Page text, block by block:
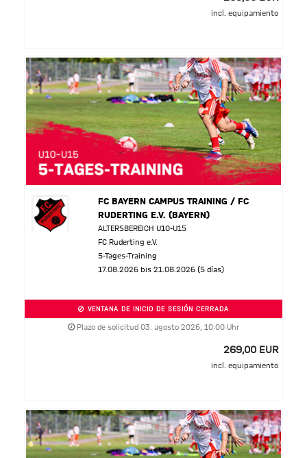
incl. equipamiento
FC BAYERN CAMPUS TRAINING / FC
RUDERTING E.V. (BAYERN)
ALTERSBEREICH U10-U15
FC Ruderting e.V.
5-Tages-Training
17.08.2026 bis 21.08.2026 (5 días)
VENTANA DE INICIO DE SESIÓN CERRADA
Plazo de solicitud 03. agosto 2026, 10:00 Uhr
269,00 EUR
incl. equipamiento